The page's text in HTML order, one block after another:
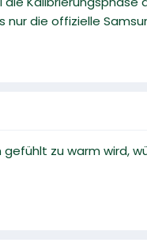
die offizielle
gefühlt zu warm wird,